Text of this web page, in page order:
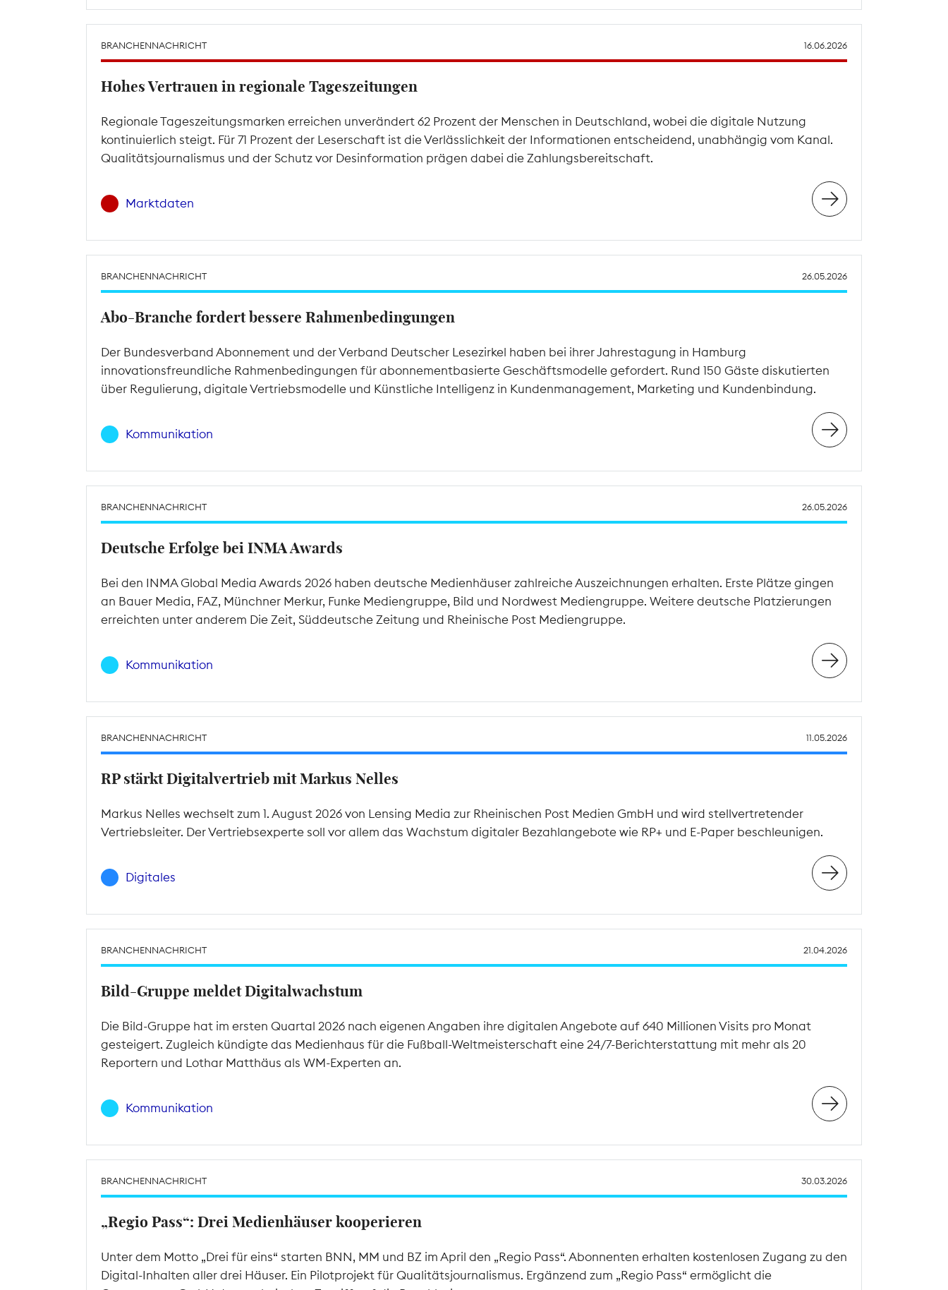
BRANCHENNACHRICHT 16.06.2026
Hohes Vertrauen in regionale Tageszeitungen
Regionale Tageszeitungsmarken erreichen unverändert 62 Prozent der Menschen in Deutschland, wobei die digitale Nutzung
kontinuierlich steigt. Für 71 Prozent der Leserschaft ist die Verlässlichkeit der Informationen entscheidend, unabhängig vom Kanal.
Qualitätsjournalismus und der Schutz vor Desinformation prägen dabei die Zahlungsbereitschaft.
Marktdaten
BRANCHENNACHRICHT 26.05.2026
Abo-Branche fordert bessere Rahmenbedingungen
Der Bundesverband Abonnement und der Verband Deutscher Lesezirkel haben bei ihrer Jahrestagung in Hamburg
innovationsfreundliche Rahmenbedingungen für abonnementbasierte Geschäftsmodelle gefordert. Rund 150 Gäste diskutierten
über Regulierung, digitale Vertriebsmodelle und Künstliche Intelligenz in Kundenmanagement, Marketing und Kundenbindung.
Kommunikation
BRANCHENNACHRICHT 26.05.2026
Deutsche Erfolge bei INMA Awards
Bei den INMA Global Media Awards 2026 haben deutsche Medienhäuser zahlreiche Auszeichnungen erhalten. Erste Plätze gingen
an Bauer Media, FAZ, Münchner Merkur, Funke Mediengruppe, Bild und Nordwest Mediengruppe. Weitere deutsche Platzierungen
erreichten unter anderem Die Zeit, Süddeutsche Zeitung und Rheinische Post Mediengruppe.
Kommunikation
BRANCHENNACHRICHT 11.05.2026
RP stärkt Digitalvertrieb mit Markus Nelles
Markus Nelles wechselt zum 1. August 2026 von Lensing Media zur Rheinischen Post Medien GmbH und wird stellvertretender
Vertriebsleiter. Der Vertriebsexperte soll vor allem das Wachstum digitaler Bezahlangebote wie RP+ und E-Paper beschleunigen.
Digitales
BRANCHENNACHRICHT 21.04.2026
Bild-Gruppe meldet Digitalwachstum
Die Bild-Gruppe hat im ersten Quartal 2026 nach eigenen Angaben ihre digitalen Angebote auf 640 Millionen Visits pro Monat
gesteigert. Zugleich kündigte das Medienhaus für die Fußball-Weltmeisterschaft eine 24/7-Berichterstattung mit mehr als 20
Reportern und Lothar Matthäus als WM-Experten an.
Kommunikation
BRANCHENNACHRICHT 30.03.2026
„Regio Pass“: Drei Medienhäuser kooperieren
Unter dem Motto „Drei für eins“ starten BNN, MM und BZ im April den „Regio Pass“. Abonnenten erhalten kostenlosen Zugang zu den
Digital-Inhalten aller drei Häuser. Ein Pilotprojekt für Qualitätsjournalismus. Ergänzend zum „Regio Pass“ ermöglicht die